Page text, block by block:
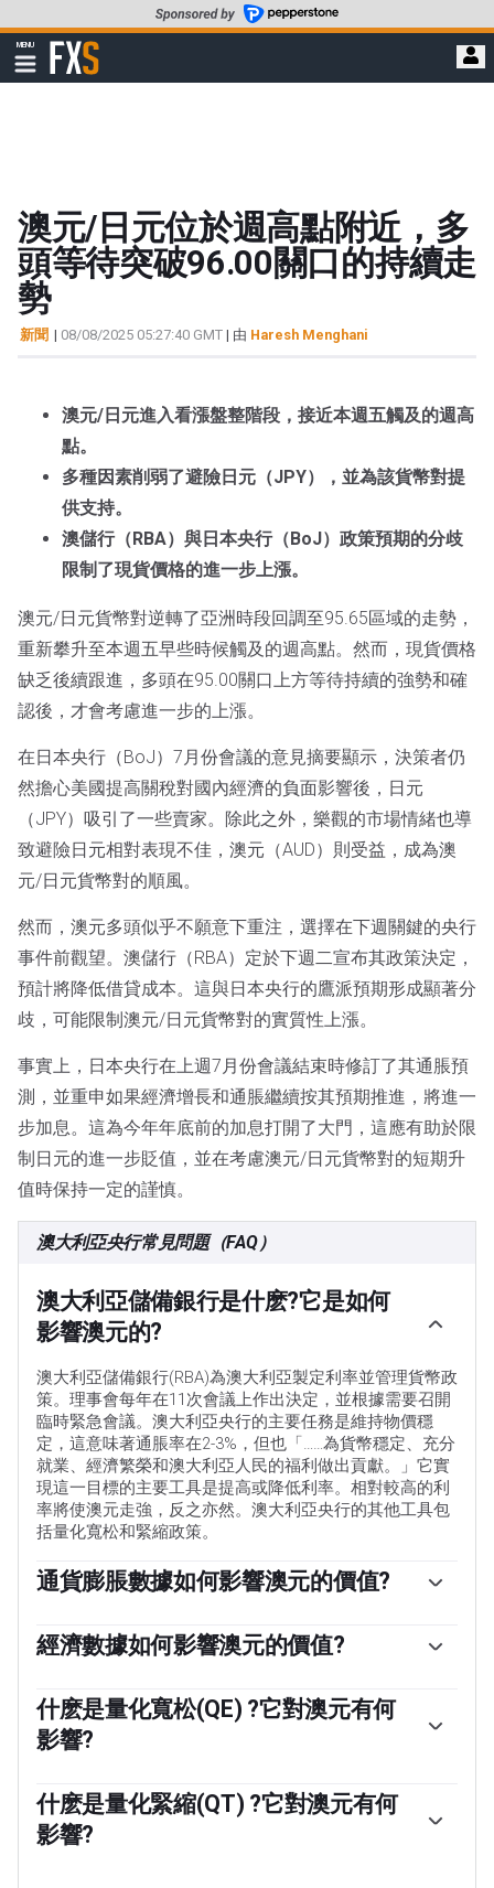
至
要
MENU
顯
示
FXStreet
澳元/日元位於週高點附近，多
頭等待突破96.00關口的持續走
勢
新聞 | 08/08/2025 05:27:40 GMT | 由 Haresh Menghani
澳元/日元進入看漲盤整階段，接近本週五觸及的週高
點。
多種因素削弱了避險日元（JPY），並為該貨幣對提
供支持。
澳儲行（RBA）與日本央行（BoJ）政策預期的分歧
限制了現貨價格的進一步上漲。
澳元/日元貨幣對逆轉了亞洲時段回調至95.65區域的走勢，
重新攀升至本週五早些時候觸及的週高點。然而，現貨價格
缺乏後續跟進，多頭在95.00關口上方等待持續的強勢和確
認後，才會考慮進一步的上漲。
在日本央行（BoJ）7月份會議的意見摘要顯示，決策者仍
然擔心美國提高關稅對國內經濟的負面影響後，日元
（JPY）吸引了一些賣家。除此之外，樂觀的市場情緒也導
致避險日元相對表現不佳，澳元（AUD）則受益，成為澳
元/日元貨幣對的順風。
然而，澳元多頭似乎不願意下重注，選擇在下週關鍵的央行
事件前觀望。澳儲行（RBA）定於下週二宣布其政策決定，
預計將降低借貸成本。這與日本央行的鷹派預期形成顯著分
歧，可能限制澳元/日元貨幣對的實質性上漲。
事實上，日本央行在上週7月份會議結束時修訂了其通脹預
測，並重申如果經濟增長和通脹繼續按其預期推進，將進一
步加息。這為今年年底前的加息打開了大門，這應有助於限
制日元的進一步貶值，並在考慮澳元/日元貨幣對的短期升
值時保持一定的謹慎。
澳大利亞央行常見問題（FAQ）
澳大利亞儲備銀行是什麽?它是如何
影響澳元的?
澳大利亞儲備銀行(RBA)為澳大利亞製定利率並管理貨幣政
策。理事會每年在11次會議上作出決定，並根據需要召開
臨時緊急會議。澳大利亞央行的主要任務是維持物價穩
定，這意味著通脹率在2-3%，但也「……為貨幣穩定、充分
就業、經濟繁榮和澳大利亞人民的福利做出貢獻。」它實
現這一目標的主要工具是提高或降低利率。相對較高的利
率將使澳元走強，反之亦然。澳大利亞央行的其他工具包
括量化寬松和緊縮政策。
通貨膨脹數據如何影響澳元的價值?
總體上降低了貨幣的價值，但在現代，隨著跨境資本管製
的放松，情況實際上正好相反。現在，適度的高通脹往往
入，這些資金來自尋求利潤豐厚的投資場所的全球投資
者。這增加了對當地貨幣的需求，在澳大利亞就是澳元。
經濟數據如何影響澳元的價值?
值產生影響。投資者更願意將資金投資於安全和增長的經
濟體，而不是不穩定和萎縮的經濟體。更多的資本流入增
加了總需求和本國貨幣的價值。GDP、製造業和服務業
強勁的經濟可能會鼓勵澳大利亞儲備銀行提高利率，這也
支持澳元。
什麽是量化寬松(QE) ?它對澳元有何
影響?
極端情況下使用的工具。量化寬松是澳大利亞儲備銀行
(RBA)印刷澳元(AUD)以從金融機構購買資產(通常是政府或
公司債券)的過程，從而為他們提供急需的流動性。量化寬
什麽是量化緊縮(QT) ?它對澳元有何
影響?